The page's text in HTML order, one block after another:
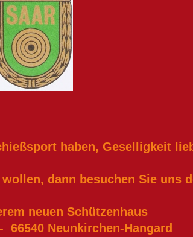
haben, Geselligkeit
wollen, dann besuchen Sie uns
neuen Schützenhaus
Neunkirchen-Hangard